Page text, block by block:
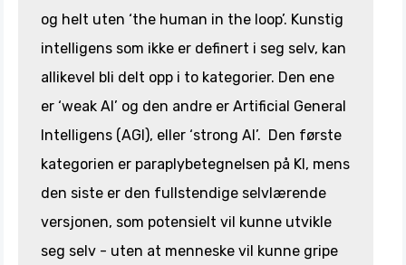
og helt uten ‘the human in the loop’. Kunstig
intelligens som ikke er definert i seg selv, kan
allikevel bli delt opp i to kategorier. Den ene
er ‘weak AI’ og den andre er Artificial General
Intelligens (AGI), eller ‘strong AI’. Den første
kategorien er paraplybetegnelsen på KI, mens
den siste er den fullstendige selvlærende
versjonen, som potensielt vil kunne utvikle
seg selv - uten at menneske vil kunne gripe